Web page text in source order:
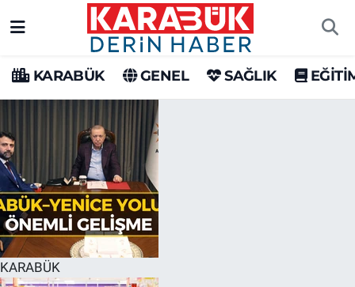
KARABÜK GENEL SAĞLIK
KARABÜK
Karabük Hava Durumu
Karabük Trafik Yoğunluk Haritası
Süper Lig Puan Durumu ve Fikstür
Tüm Manşetler
Son Dakika Haberleri